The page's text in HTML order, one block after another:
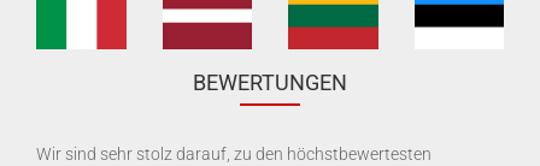
BEWERTUNGEN
Wir sind sehr stolz darauf, zu den höchstbewertesten